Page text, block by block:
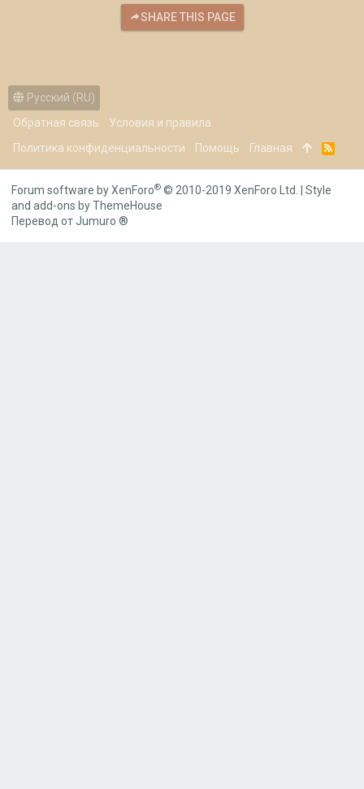
SHARE THIS PAGE
Русский (RU)
Обратная связь
Условия и правила
Политика конфиденциальности
Помощь Главная
R
Forum software by XenForo® © 2010-2019 XenForo Ltd.
Style
and add-ons by ThemeHouse
Перевод от Jumuro ®